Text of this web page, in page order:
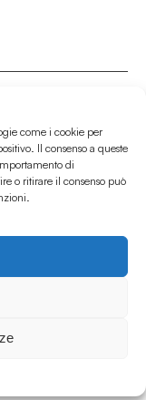
come i cookie per
Il consenso a queste
di
o ritirare il consenso può